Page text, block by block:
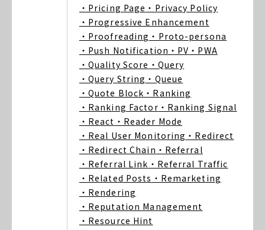
・Pricing Page ・Privacy Policy
・Progressive Enhancement
・Proofreading ・Proto-persona
・Push Notification ・PV ・PWA
・Quality Score ・Query
・Query String ・Queue
・Quote Block ・Ranking
・Ranking Factor ・Ranking Signal
・React ・Reader Mode
・Real User Monitoring ・Redirect
・Redirect Chain ・Referral
・Referral Link ・Referral Traffic
・Related Posts ・Remarketing
・Rendering
・Reputation Management
・Resource Hint